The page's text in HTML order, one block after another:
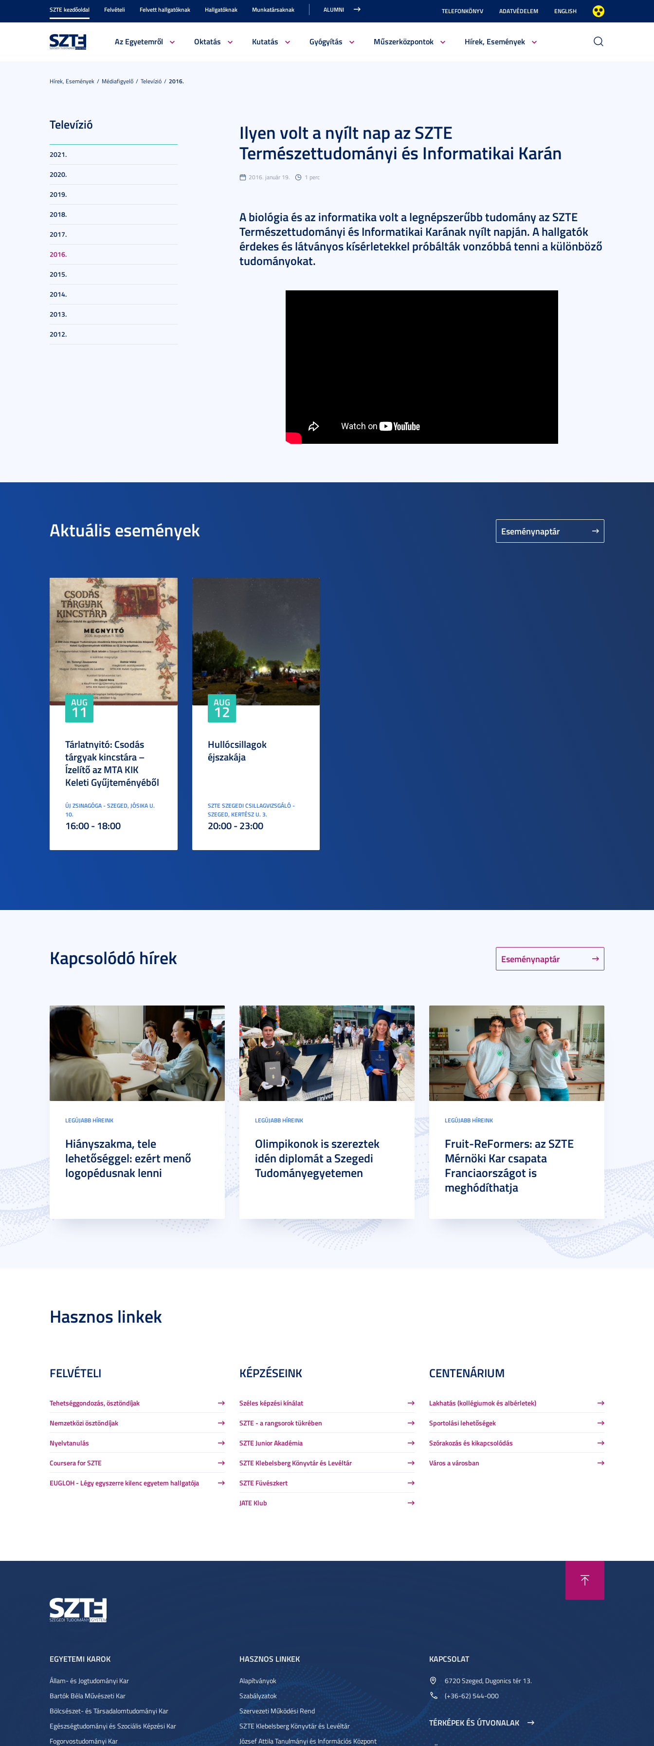
SZTE kezdőoldal Felvételi Felvett hallgatóknak Hallgatóknak Munkatársaknak ALUMNI TELEFONKÖNYV ADATVÉDELEM ENGLISH
Az Egyetemről Oktatás Kutatás Gyógyítás Műszerközpontok Hírek, Események
Hírek, Események Médiafigyelő Televízió 2016.
Televízió
2021.
2020.
2019.
2018.
2017.
2016.
2015.
2014.
2013.
2012.
Ilyen volt a nyílt nap az SZTE
Természettudományi és Informatikai Karán
2016. január 19. 1 perc
A biológia és az informatika volt a legnépszerűbb tudomány az SZTE
Természettudományi és Informatikai Karának nyílt napján. A hallgatók
érdekes és látványos kísérletekkel próbálták vonzóbbá tenni a különböző
tudományokat.
Aktuális események Eseménynaptár
AUG
11
Tárlatnyitó: Csodás
tárgyak kincstára –
Ízelítő az MTA KIK
Keleti Gyűjteményéből
ÚJ ZSINAGÓGA - SZEGED, JÓSIKA U.
10.
16:00 - 18:00
AUG
12
Hullócsillagok
éjszakája
SZTE SZEGEDI CSILLAGVIZSGÁLÓ -
SZEGED, KERTÉSZ U. 3.
20:00 - 23:00
Kapcsolódó hírek Eseménynaptár
LEGÚJABB HÍREINK
Hiányszakma, tele
lehetőséggel: ezért menő
logopédusnak lenni
LEGÚJABB HÍREINK
Olimpikonok is szereztek
idén diplomát a Szegedi
Tudományegyetemen
LEGÚJABB HÍREINK
Fruit-ReFormers: az SZTE
Mérnöki Kar csapata
Franciaországot is
meghódíthatja
Hasznos linkek
FELVÉTELI
Tehetséggondozás, ösztöndíjak
Nemzetközi ösztöndíjak
Nyelvtanulás
Coursera for SZTE
EUGLOH - Légy egyszerre kilenc egyetem hallgatója
KÉPZÉSEINK
Széles képzési kínálat
SZTE - a rangsorok tükrében
SZTE Junior Akadémia
SZTE Klebelsberg Könyvtár és Levéltár
SZTE Füvészkert
JATE Klub
CENTENÁRIUM
Lakhatás (kollégiumok és albérletek)
Sportolási lehetőségek
Szórakozás és kikapcsolódás
Város a városban
EGYETEMI KAROK
Állam- és Jogtudományi Kar
Bartók Béla Művészeti Kar
Bölcsészet- és Társadalomtudományi Kar
Egészségtudományi és Szociális Képzési Kar
Fogorvostudományi Kar
HASZNOS LINKEK
Alapítványok
Szabályzatok
Szervezeti Működési Rend
SZTE Klebelsberg Könyvtár és Levéltár
József Attila Tanulmányi és Információs Központ
KAPCSOLAT
6720 Szeged, Dugonics tér 13.
(+36-62) 544-000
TÉRKÉPEK ÉS ÚTVONALAK